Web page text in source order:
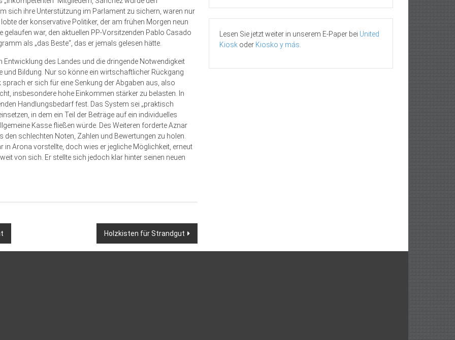
sich ihre Unterstützung im Parlament zu sichern, waren nur
der konservative Politiker, der am frühen Morgen neun
war, den aktuellen PP-Vorsitzenden Pablo Casado
als „das Beste“, das er jemals gelesen hätte.
des Landes und die dringende Notwendigkeit
und Bildung. Nur so könne ein wirtschaftlicher Rückgang
er sich für eine Senkung der Abgaben aus, also
insbesondere hohe Einkommen stärker zu belasten. In
Handlungsbedarf fest. Das System sei „praktisch
in dem ein Teil der Beiträge auf ein individuelles
Kasse fließen würde. Des Weiteren forderte Aznar
schlechten Noten, Zahlen und Bewertungen zu holen.
Arona vorstellte, doch wies er jegliche Möglichkeit, erneut
von sich. Er stellte sich jedoch klar hinter seinen neuen
Holzkisten für Strandgut
Lesen Sie jetzt weiter in unserem E-Paper bei United
Kiosk oder Kiosko y más